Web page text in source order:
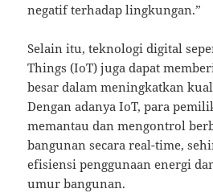
negatif terhadap lingkungan.”
Selain itu, teknologi digital
Things (IoT) juga dapat
besar dalam meningkatkan
Dengan adanya IoT, para
memantau dan mengontrol
bangunan secara real-time,
efisiensi penggunaan energi
umur bangunan.